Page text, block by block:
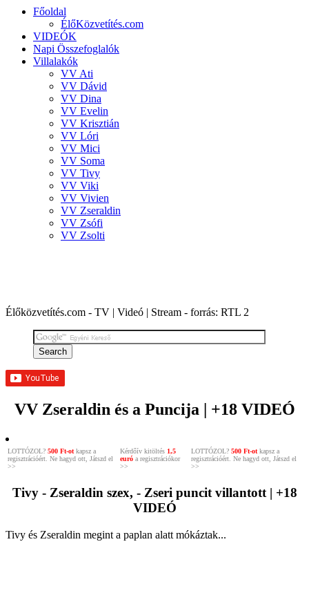
Főoldal
ÉlőKözvetítés.com
VIDEÓK
Napi Összefoglalók
Villalakók
VV Ati
VV Dávid
VV Dina
VV Evelin
VV Krisztián
VV Lóri
VV Mici
VV Soma
VV Tivy
VV Viki
VV Vivien
VV Zseraldin
VV Zsófi
VV Zsolti
Élőközvetítés.com - TV | Videó | Stream - forrás: RTL 2
VV Zseraldin és a Puncija | +18 VIDEÓ
LOTTÓZOL? 500 Ft-otkapsz a
regisztrációért. Ne hagyd ott, Játszd el
>>
Kérdőív kitöltés 1,5
euró a regisztrációkor
>>
LOTTÓZOL? 500 Ft-otkapsz a
regisztrációért. Ne hagyd ott, Játszd el
>>
Tivy - Zseraldin szex, - Zseri puncit villantott | +18
VIDEÓ
Tivy és Zseraldin megint a paplan alatt mókáztak...